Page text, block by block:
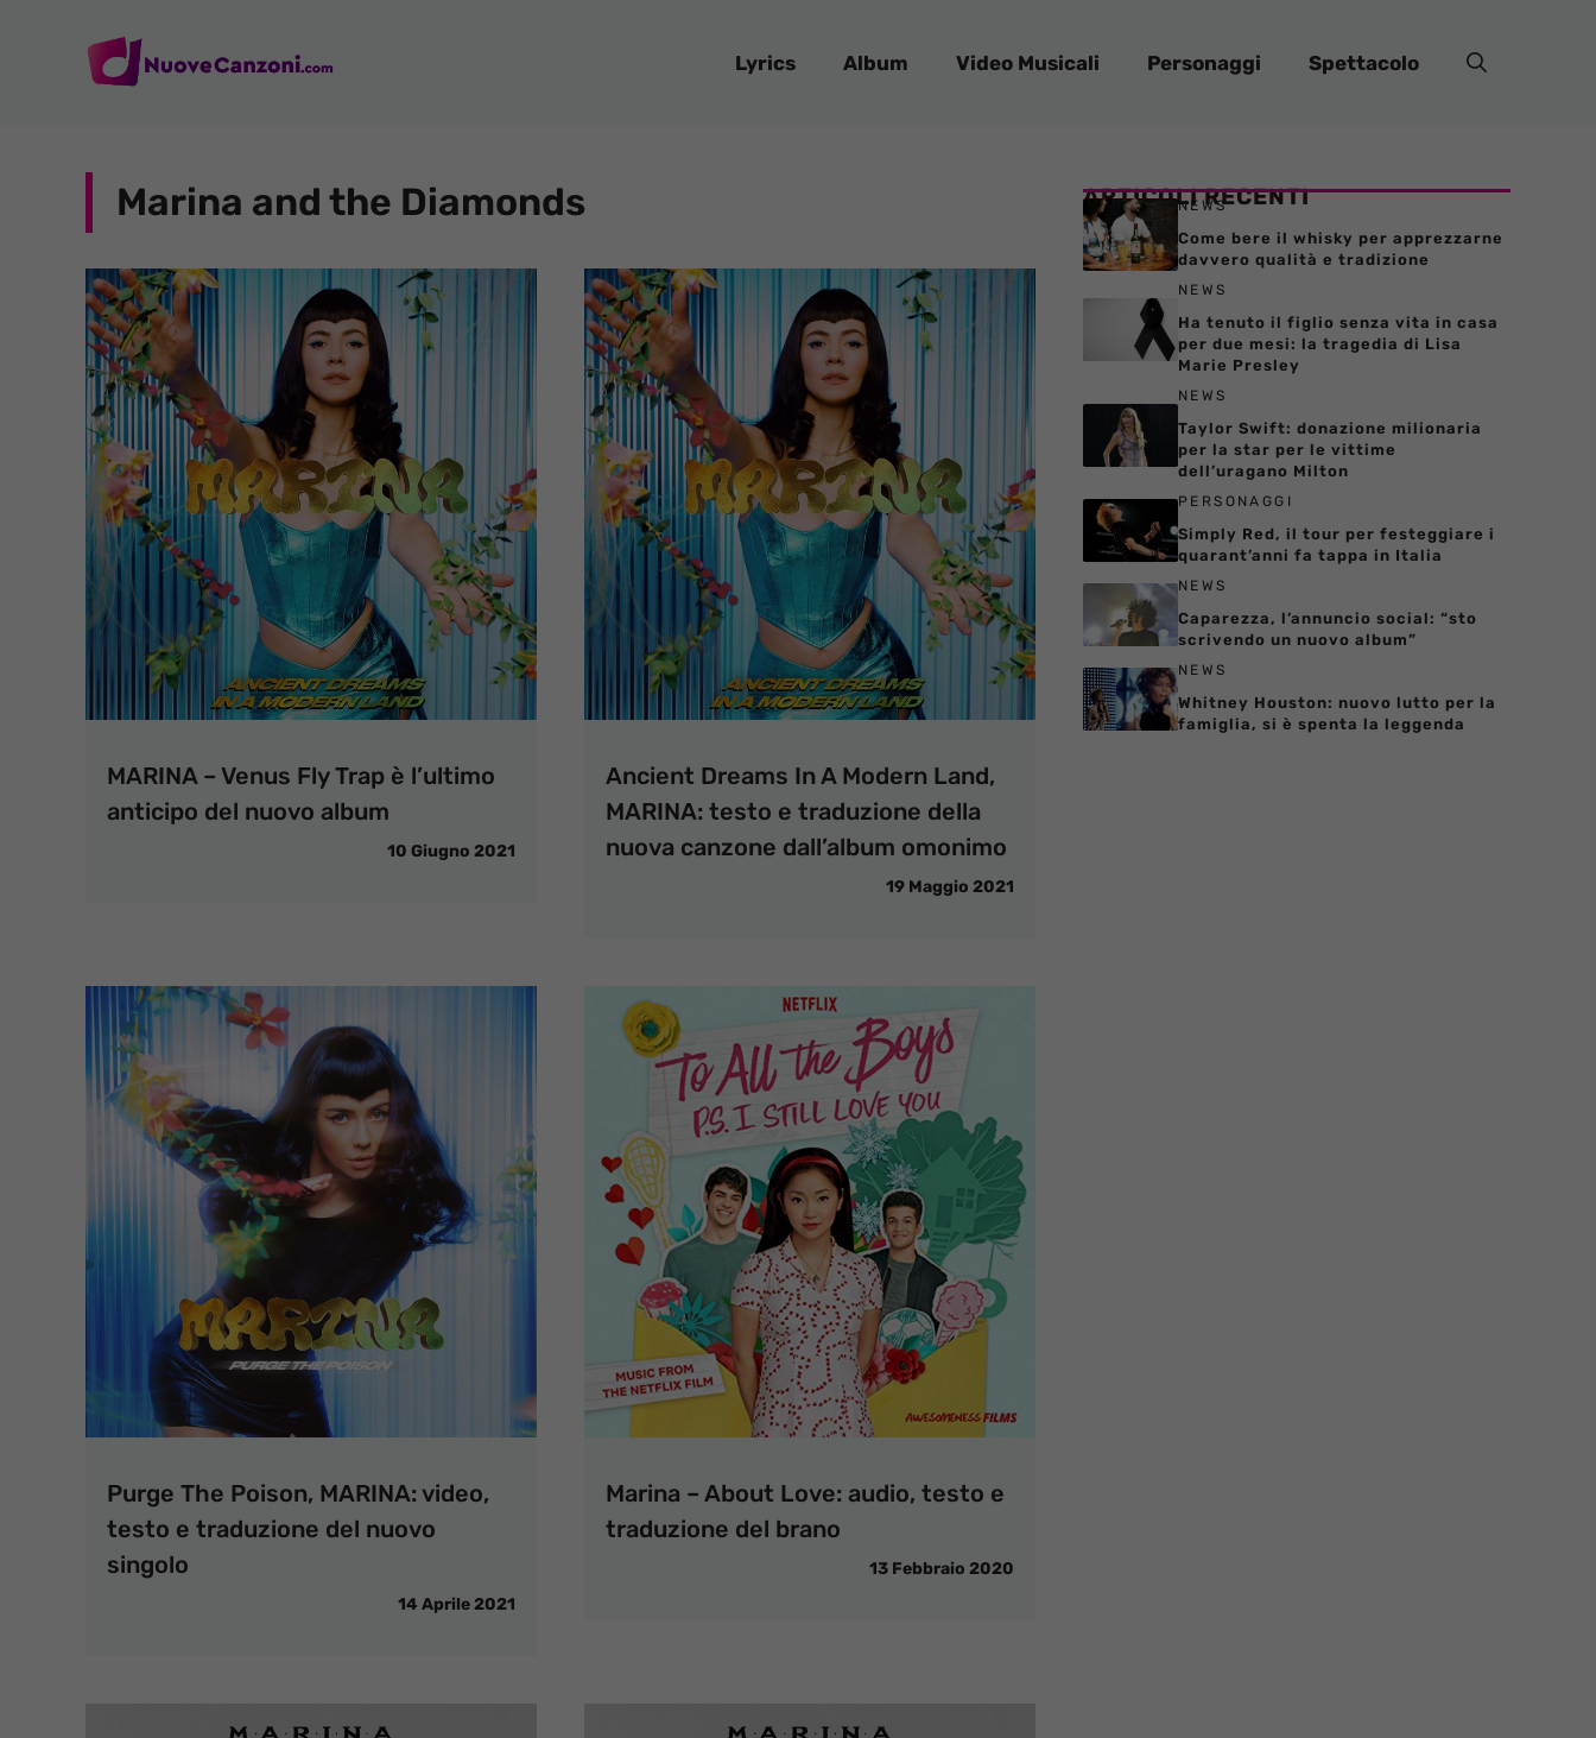
Lyrics Album Video Musicali Personaggi Spettacolo
Marina and the Diamonds
MARINA – Venus Fly Trap è l’ultimo
anticipo del nuovo album
10 Giugno 2021
Ancient Dreams In A Modern Land,
MARINA: testo e traduzione della
nuova canzone dall’album omonimo
19 Maggio 2021
Purge The Poison, MARINA: video,
testo e traduzione del nuovo
singolo
14 Aprile 2021
Marina – About Love: audio, testo e
traduzione del brano
13 Febbraio 2020
ARTICOLI RECENTI
NEWS
Come bere il whisky per apprezzarne
davvero qualità e tradizione
NEWS
Ha tenuto il figlio senza vita in casa
per due mesi: la tragedia di Lisa
Marie Presley
NEWS
Taylor Swift: donazione milionaria
per la star per le vittime
dell’uragano Milton
PERSONAGGI
Simply Red, il tour per festeggiare i
quarant’anni fa tappa in Italia
NEWS
Caparezza, l’annuncio social: “sto
scrivendo un nuovo album”
NEWS
Whitney Houston: nuovo lutto per la
famiglia, si è spenta la leggenda